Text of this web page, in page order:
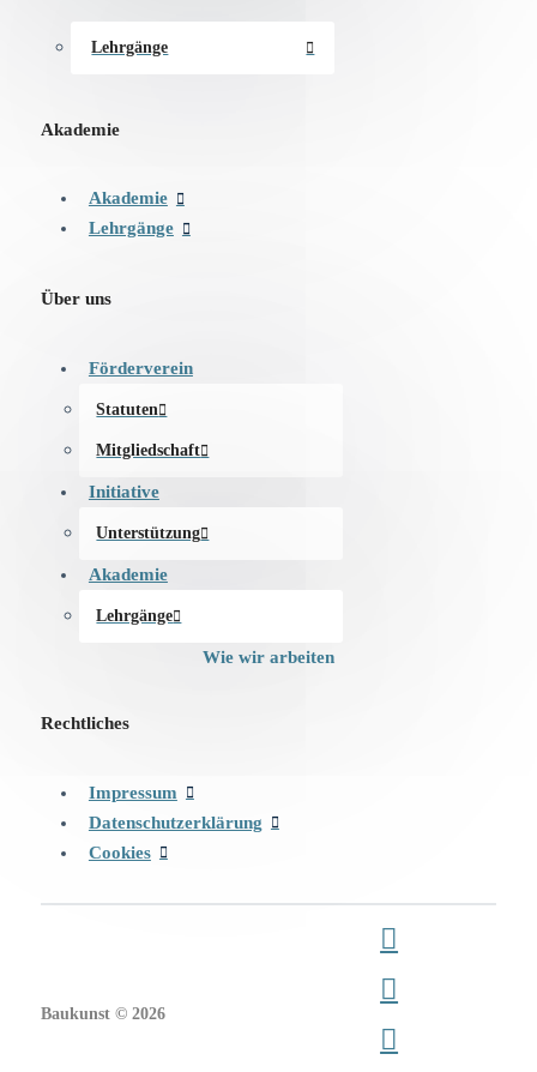
Lehrgänge
Akademie
Akademie
Lehrgänge
Über uns
Förderverein
Statuten
Mitgliedschaft
Initiative
Unterstützung
Akademie
Lehrgänge
Wie wir arbeiten
Rechtliches
Impressum
Datenschutzerklärung
Cookies
Baukunst © 2026